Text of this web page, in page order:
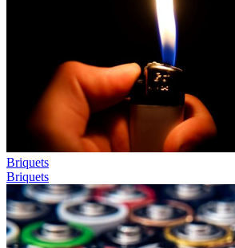
Briquets
Briquets